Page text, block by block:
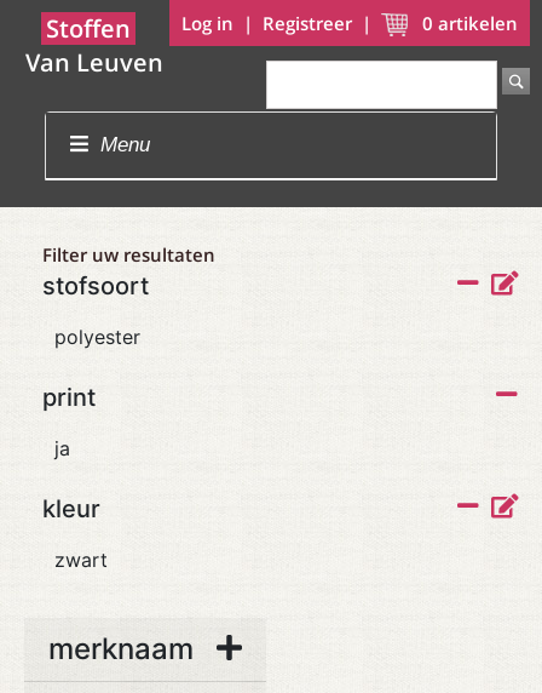
Log in | Registreer | 0 artikelen
Stoffen
Van Leuven
Menu
Filter uw resultaten
stofsoort
polyester
print
ja
kleur
zwart
merknaam